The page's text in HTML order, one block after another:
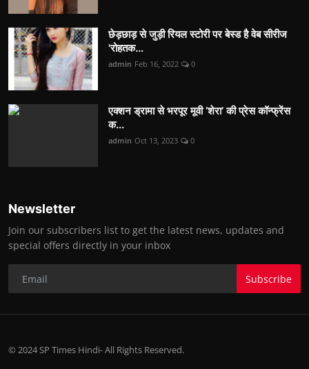
छेड़छाड़ से जुड़ी रियल स्टोरी पर बेस्ड है वेब सीरीज
'रोहतक...
admin Feb 16, 2022 0
एक्शन ड्रामा से भरपूर मूवी ‘शेरा’ की प्रेस कॉन्फ्रेंस
क...
admin Oct 13, 2023 0
Newsletter
Join our subscribers list to get the latest news, updates and
special offers directly in your inbox
Subscribe
© 2024 SP Times Hindi- All Rights Reserved.